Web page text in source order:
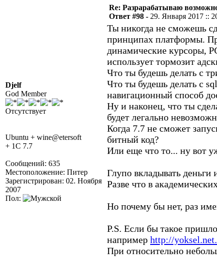
Djelf
God Member
Отсутствует
Ubuntu + wine@etersoft
+ 1C 7.7
Сообщений: 635
Местоположение: Питер
Зарегистрирован: 02. Ноября
2007
Пол:
Re: Разрарабатываю
Ответ #98 - 29. Января 2017 ::
Ты никогда не сможешь
принципах платформы.
динамические курсоры,
использует тормозит
Что ты будешь делать с
Что ты будешь делать с
навигационный способ
Ну и наконец, что ты
будет легально
Когда 7.7 не сможет
битный код?
Или еще что то... ну вот
Глупо вкладывать
Разве что в
Но почему бы нет, раз
P.S. Если бы такое
например http://
При относительно